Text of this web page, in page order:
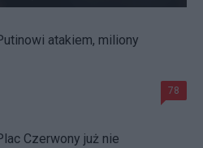
atakiem, miliony
78
Czerwony już nie